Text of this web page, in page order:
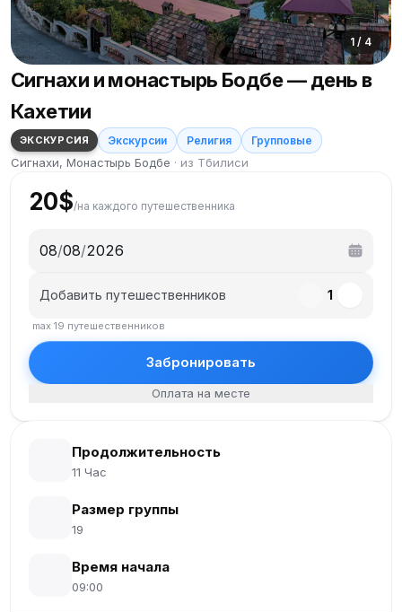
1 / 4
Сигнахи и монастырь Бодбе — день в
Кахетии
ЭКСКУРСИЯ Экскурсии Религия Групповые
Сигнахи, Монастырь Бодбе · из Тбилиси
20$/на каждого путешественника
08/08/2026
Добавить путешественников 1
max 19 путешественников
Забронировать
Оплата на месте
Продолжительность
11 Час
Размер группы
19
Время начала
09:00